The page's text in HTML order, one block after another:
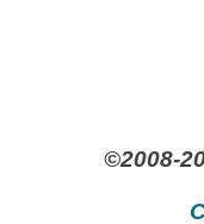
©2008-